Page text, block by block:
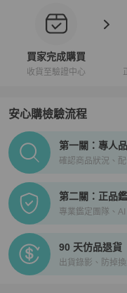
買家完成購買
收貨至驗證中心
安心購檢驗流程
PopChill拍拍圈正品驗
第一關：專人
確認商品狀況、
第二關：正品
專業鑑定團隊、
90 天仿品退貨
出貨錄影、防掉